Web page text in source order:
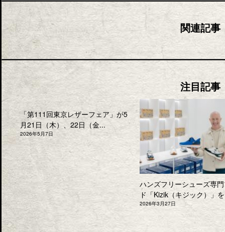
関連記事
注目記事
「第111回東京レザーフェア」が5
月21日（木）、22日（金...
2026年5月7日
ハンズフリーシューズ専
ド「Kizik（キジック）」
2026年3月27日